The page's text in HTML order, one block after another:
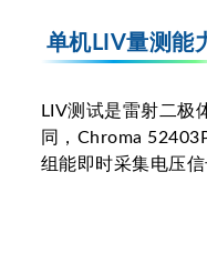
单机LIV量测能
LIV测试是雷射二极
同，Chroma
组能即时采集电压